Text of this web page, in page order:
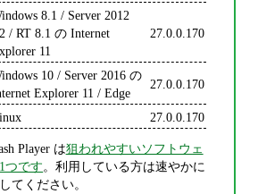
8.1 / Server 2012
/ RT 8.1 の Internet
11
27.0.0.170
10 / Server 2016 の
Explorer 11 / Edge
27.0.0.170
27.0.0.170
Player は狙われやすいソフトウェ
つです。利用している方は速やかに
てください。